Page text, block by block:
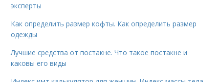
эксперты
Как определить размер кофты. Как определить размер
одежды
Лучшие средства от постакне. Что такое постакне и
каковы его виды